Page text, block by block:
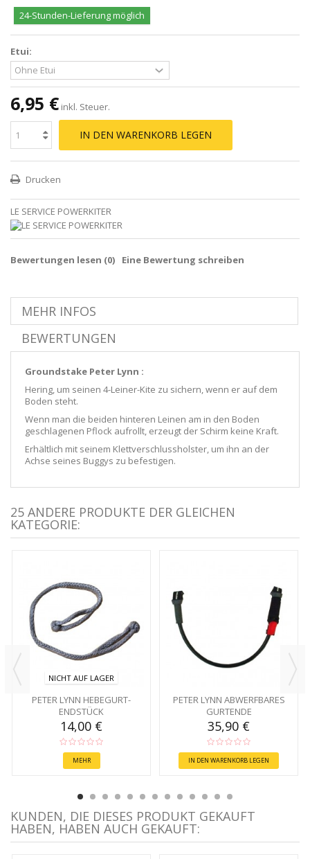
24-Stunden-Lieferung möglich
Etui:
6,95 € inkl. Steuer.
IN DEN WARENKORB LEGEN
Drucken
LE SERVICE POWERKITER
Bewertungen lesen (0) Eine Bewertung schreiben
MEHR INFOS
BEWERTUNGEN
Groundstake Peter Lynn :
Hering, um seinen 4-Leiner-Kite zu sichern, wenn er auf dem
Boden steht.
Wenn man die beiden hinteren Leinen am in den Boden
geschlagenen Pflock aufrollt, erzeugt der Schirm keine Kraft.
Erhältlich mit seinem Klettverschlussholster, um ihn an der
Achse seines Buggys zu befestigen.
25 ANDERE PRODUKTE DER GLEICHEN
KATEGORIE:
NICHT AUF LAGER
PETER LYNN HEBEGURT-
ENDSTÜCK
14,00 €
MEHR
PETER LYNN ABWERFBARES
GURTENDE
35,90 €
IN DEN WARENKORB LEGEN
KUNDEN, DIE DIESES PRODUKT GEKAUFT
HABEN, HABEN AUCH GEKAUFT: